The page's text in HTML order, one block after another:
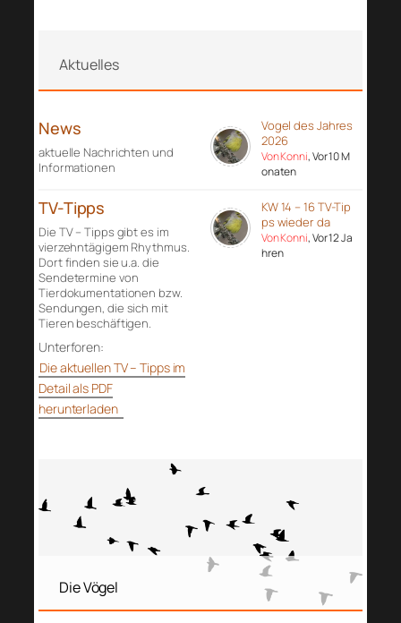
Aktuelles
News
aktuelle Nachrichten und
Informationen
Vogel des Jahres
2026
Von Konni, Vor 10 M
onaten
TV-Tipps
Die TV – Tipps gibt es im
vierzehntägigem Rhythmus.
Dort finden sie u.a. die
Sendetermine von
Tierdokumentationen bzw.
Sendungen, die sich mit
Tieren beschäftigen.
Unterforen:
Die aktuellen TV – Tipps im
Detail als PDF
herunterladen
KW 14 – 16 TV-Tip
ps wieder da
Von Konni, Vor 12 Ja
hren
Die Vögel